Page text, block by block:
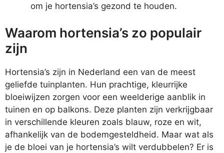
om je hortensia’s gezond te houden.
Waarom hortensia’s zo populair
zijn
Hortensia’s zijn in Nederland een van de meest
geliefde tuinplanten. Hun prachtige, kleurrijke
bloeiwijzen zorgen voor een weelderige aanblik in
tuinen en op balkons. Deze planten zijn verkrijgbaar
in verschillende kleuren zoals blauw, roze en wit,
afhankelijk van de bodemgesteldheid. Maar wat als
je de bloei van je hortensia’s wilt verdubbelen? Er is